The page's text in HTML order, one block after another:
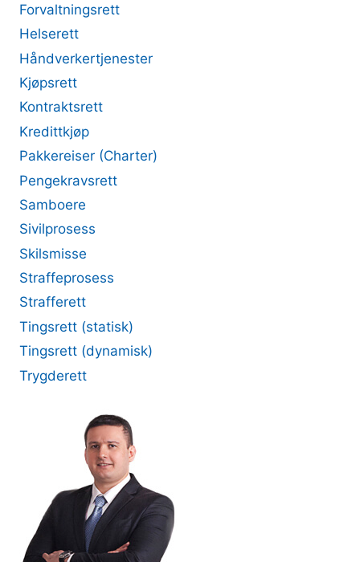
Forvaltningsrett
Helserett
Håndverkertjenester
Kjøpsrett
Kontraktsrett
Kredittkjøp
Pakkereiser (Charter)
Pengekravsrett
Samboere
Sivilprosess
Skilsmisse
Straffeprosess
Strafferett
Tingsrett (statisk)
Tingsrett (dynamisk)
Trygderett